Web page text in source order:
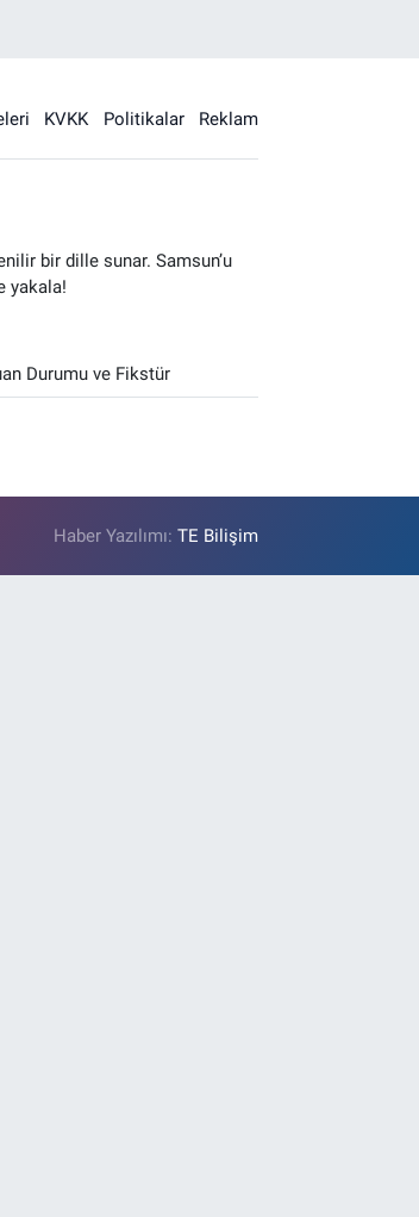
KVKK Politikalar Reklam
bir dille sunar. Samsun’u
yakala!
Durumu ve Fikstür
Haber Yazılımı:TE Bilişim